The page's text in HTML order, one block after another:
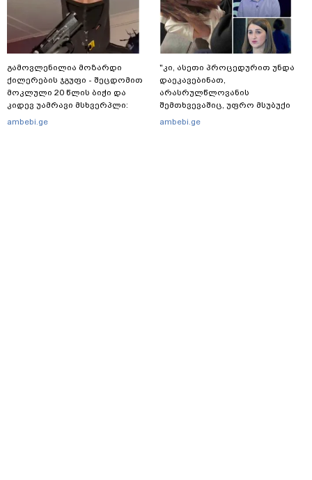
გამოვლენილია მოზარდი
ქილერების ჯგუფი - შეცდომით
მოკლული 20 წლის ბიჭი და
კიდევ უამრავი მსხვერპლი:
რომელ ქვეყნამდე მივიდა
ambebi.ge
"კი, ასეთი პროცედურით უნდა
დაეკავებინათ,
არასრულწლოვანის
შემთხვევაშიც, უფრო მსუბუქი
ვარიანტი ძნელი
ambebi.ge